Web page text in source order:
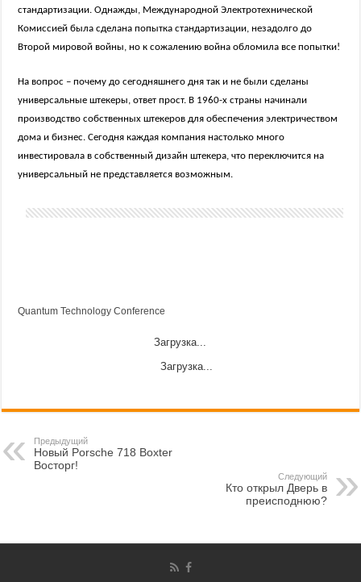
стандартизации. Однажды, Международной Электротехнической
Комиссией была сделана попытка стандартизации, незадолго до
Второй мировой войны, но к сожалению война обломила все попытки!
На вопрос – почему до сегодняшнего дня так и не были сделаны
универсальные штекеры, ответ прост. В 1960-х страны начинали
производство собственных штекеров для обеспечения электричеством
дома и бизнес. Сегодня каждая компания настолько много
инвестировала в собственный дизайн штекера, что переключится на
универсальный не представляется возможным.
Quantum Technology Conference
Загрузка...
Загрузка...
Предыдущий
Новый Porsche 718 Boxter
Восторг!
Следующий
Кто открыл Дверь в
преисподнюю?